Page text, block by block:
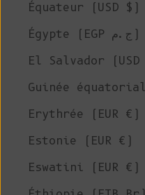
Équateur (USD $)
Égypte (EGP ج.م)
El Salvador (USD
Guinée
Erythrée (EUR €)
Estonie (EUR €)
Eswatini (EUR €)